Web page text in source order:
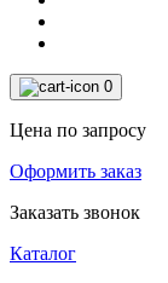
0
Цена по запросу
Оформить заказ
Заказать звонок
Каталог